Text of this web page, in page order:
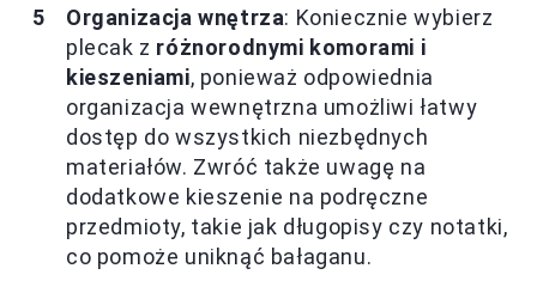
Organizacja wnętrza: Koniecznie wybierz
plecak z różnorodnymi komorami i
kieszeniami, ponieważ odpowiednia
organizacja wewnętrzna umożliwi łatwy
dostęp do wszystkich niezbędnych
materiałów. Zwróć także uwagę na
dodatkowe kieszenie na podręczne
przedmioty, takie jak długopisy czy notatki,
co pomoże uniknąć bałaganu.